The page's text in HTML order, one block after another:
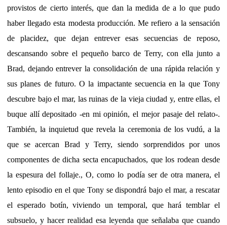
provistos de cierto interés, que dan la medida de a lo que pudo
haber llegado esta modesta producción. Me refiero a la sensación
de placidez, que dejan entrever esas secuencias de reposo,
descansando sobre el pequeño barco de Terry, con ella junto a
Brad, dejando entrever la consolidación de una rápida relación y
sus planes de futuro. O la impactante secuencia en la que Tony
descubre bajo el mar, las ruinas de la vieja ciudad y, entre ellas, el
buque allí depositado -en mi opinión, el mejor pasaje del relato-.
También, la inquietud que revela la ceremonia de los vudú, a la
que se acercan Brad y Terry, siendo sorprendidos por unos
componentes de dicha secta encapuchados, que los rodean desde
la espesura del follaje., O, como lo podía ser de otra manera, el
lento episodio en el que Tony se dispondrá bajo el mar, a rescatar
el esperado botín, viviendo un temporal, que hará temblar el
subsuelo, y hacer realidad esa leyenda que señalaba que cuando